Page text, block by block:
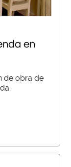
en
de obra de